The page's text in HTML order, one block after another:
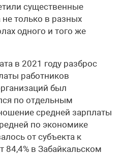
существенные
не только в разных
одного и того же
в 2021 году разброс
работников
был
по отдельным
средней зарплаты
по экономике
от субъекта к
84,4% в Забайкальском